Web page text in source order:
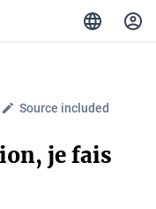
Source included
je fais